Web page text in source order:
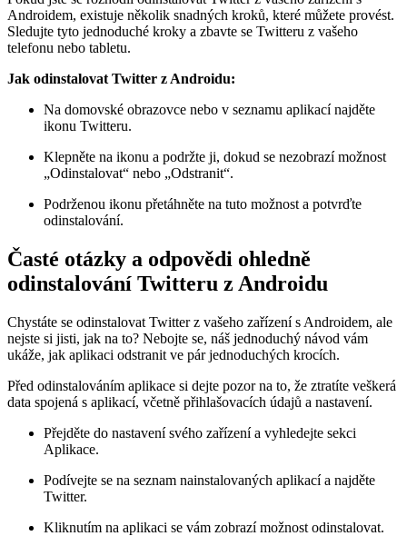
Androidem, existuje několik snadných kroků, které můžete provést.
Sledujte tyto jednoduché kroky a zbavte se Twitteru z vašeho
telefonu nebo tabletu.
Jak odinstalovat Twitter z Androidu:
Na domovské obrazovce nebo v seznamu aplikací najděte
ikonu Twitteru.
Klepněte na ikonu a podržte ji, dokud se nezobrazí možnost
„Odinstalovat“ nebo „Odstranit“.
Podrženou ikonu přetáhněte na tuto možnost a potvrďte
odinstalování.
Časté otázky a odpovědi ohledně
odinstalování Twitteru z Androidu
Chystáte se odinstalovat Twitter z vašeho zařízení s Androidem, ale
nejste si jisti, jak na to? Nebojte se, náš jednoduchý návod vám
ukáže, jak aplikaci odstranit ve pár jednoduchých krocích.
Před odinstalováním aplikace si dejte pozor na to, že ztratíte veškerá
data spojená s aplikací, včetně přihlašovacích údajů a nastavení.
Přejděte do nastavení svého zařízení a vyhledejte sekci
Aplikace.
Podívejte se na seznam nainstalovaných aplikací a najděte
Twitter.
Kliknutím na aplikaci se vám zobrazí možnost odinstalovat.